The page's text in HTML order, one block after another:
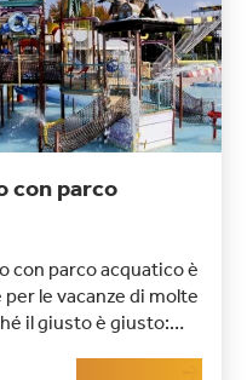
con parco
con parco acquatico è
per le vacanze di molte
il giusto è giusto: